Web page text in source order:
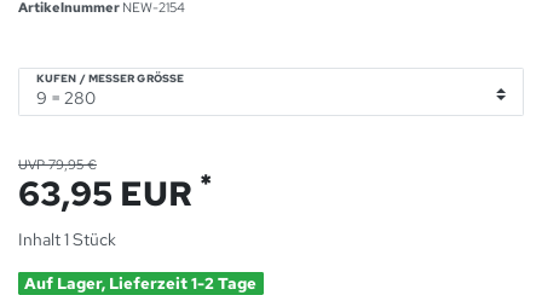
Artikelnummer NEW-2154
KUFEN / MESSER GRÖSSE
UVP 79,95 €
63,95 EUR *
Inhalt1Stück
Auf Lager, Lieferzeit 1-2 Tage